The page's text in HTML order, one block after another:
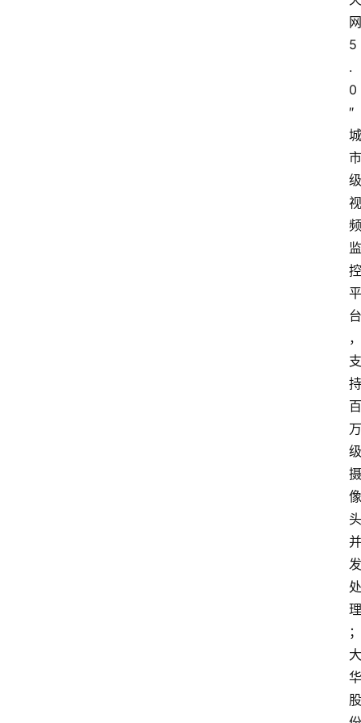
网
5
.
0
″
城
市
级
视
频
监
控
平
台
，
支
持
百
万
级
摄
像
头
并
发
处
理
；
大
华
股